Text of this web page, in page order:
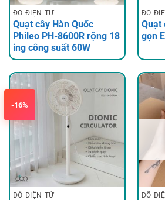
ĐỒ ĐIỆN TỬ
Quạt cây Hàn Quốc
Phileo PH-8600R rộng 18
ing công suất 60W
ĐỒ
Quạt
gọn
-16%
ĐỒ ĐIỆN TỬ ĐỒ